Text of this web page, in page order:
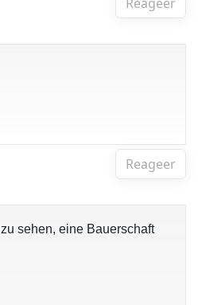
Reageer
sehen, eine Bauerschaft